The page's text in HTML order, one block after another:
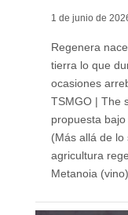
1 de junio de
Regenera
tierra lo que
ocasiones
TSMGO | The
propuesta
(Más allá de lo
agricultura
Metanoia (vino)